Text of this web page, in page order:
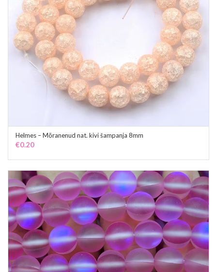
ADD TO CART
Helmes – Mõranenud nat. kivi šampanja 8mm
€0.20